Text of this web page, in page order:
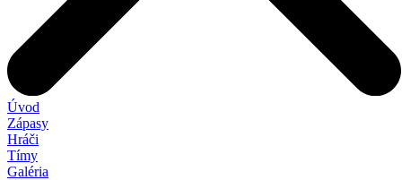
Úvod
Zápasy
Hráči
Tímy
Galéria